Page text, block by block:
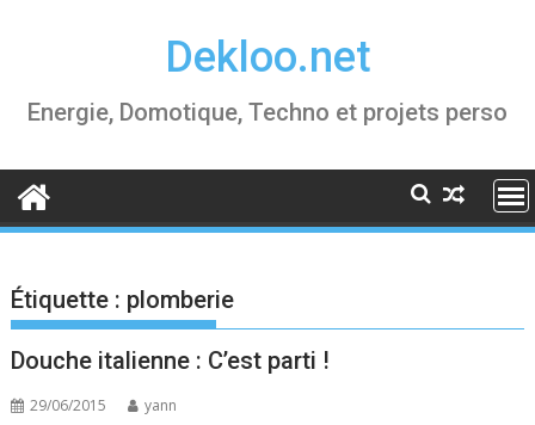
Dekloo.net
Energie, Domotique, Techno et projets perso
Étiquette : plomberie
Douche italienne : C’est parti !
29/06/2015 yann